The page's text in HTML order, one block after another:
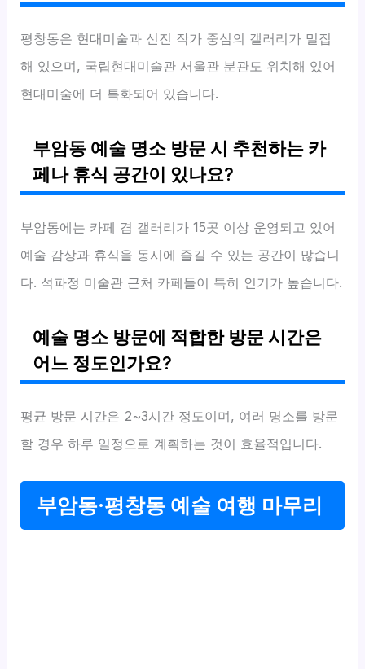
평창동은 현대미술과 신진 작가 중심의 갤러리가 밀집
해 있으며, 국립현대미술관 서울관 분관도 위치해 있어
현대미술에 더 특화되어 있습니다.
부암동 예술 명소 방문 시 추천하는 카
페나 휴식 공간이 있나요?
부암동에는 카페 겸 갤러리가 15곳 이상 운영되고 있어
예술 감상과 휴식을 동시에 즐길 수 있는 공간이 많습니
다. 석파정 미술관 근처 카페들이 특히 인기가 높습니다.
예술 명소 방문에 적합한 방문 시간은
어느 정도인가요?
평균 방문 시간은 2~3시간 정도이며, 여러 명소를 방문
할 경우 하루 일정으로 계획하는 것이 효율적입니다.
부암동·평창동 예술 여행 마무리